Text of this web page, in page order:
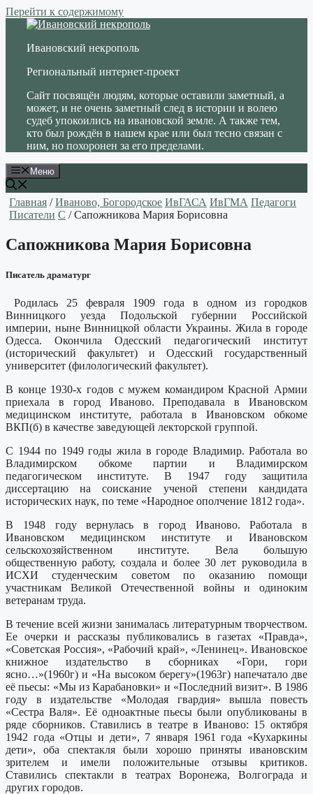
Перейти к содержимому
Ивановский некрополь
Региональный интернет-проект
Сайт посвящён людям, которые оставили заметный, а
может, и не очень заметный след в истории и волею
судеб упокоились на ивановской земле. А также тем,
кто был рождён в нашем крае или был тесно связан с
ним, но похоронен за его пределами.
Меню
Главная /Иваново, Богородское ИвГАСА ИвГМА Педагоги
Писатели С / Сапожникова Мария Борисовна
Сапожникова Мария Борисовна
Писатель драматург
Родилась 25 февраля 1909 года в одном из городков
Винницкого уезда Подольской губернии Российской
империи, ныне Винницкой области Украины. Жила в городе
Одесса. Окончила Одесский педагогический институт
(исторический факультет) и Одесский государственный
университет (филологический факультет).
В конце 1930-х годов с мужем командиром Красной Армии
приехала в город Иваново. Преподавала в Ивановском
медицинском институте, работала в Ивановском обкоме
ВКП(б) в качестве заведующей лекторской группой.
C 1944 по 1949 годы жила в городе Владимир. Работала во
Владимирском обкоме партии и Владимирском
педагогическом институте. В 1947 году защитила
диссертацию на соискание ученой степени кандидата
исторических наук, по теме «Народное ополчение 1812 года».
В 1948 году вернулась в город Иваново. Работала в
Ивановском медицинском институте и Ивановском
сельскохозяйственном институте. Вела большую
общественную работу, создала и более 30 лет руководила в
ИСХИ студенческим советом по оказанию помощи
участникам Великой Отечественной войны и одиноким
ветеранам труда.
В течение всей жизни занималась литературным творчеством.
Ее очерки и рассказы публиковались в газетах «Правда»,
«Советская Россия», «Рабочий край», «Ленинец». Ивановское
книжное издательство в сборниках «Гори, гори
ясно…»(1960г) и «На высоком берегу»(1963г) напечатало две
её пьесы: «Мы из Карабановки» и «Последний визит». В 1986
году в издательстве «Молодая гвардия» вышла повесть
«Сестра Валя». Её одноактные пьесы были опубликованы в
ряде сборников. Ставились в театре в Иваново: 15 октября
1942 года «Отцы и дети», 7 января 1961 года «Кухаркины
дети», оба спектакля были хорошо приняты ивановским
зрителем и имели положительные отзывы критиков.
Ставились спектакли в театрах Воронежа, Волгограда и
других городов.